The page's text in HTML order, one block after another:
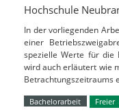
Hochschule
In der vorliegenden
einer
spezielle Werte für die
wird auch erläutert wie
Betrachtungszeitraums
Bachelorarbeit Freier